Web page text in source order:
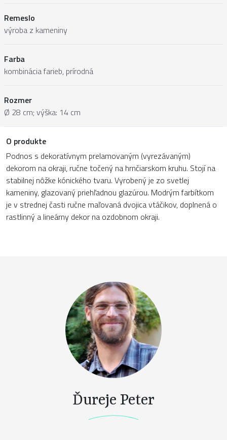
Remeslo
výroba z kameniny
Farba
kombinácia farieb, prírodná
Rozmer
Ø 28 cm; výška: 14 cm
O produkte
Podnos s dekoratívnym prelamovaným (vyrezávaným)
dekorom na okraji, ručne točený na hrnčiarskom kruhu. Stojí na
stabilnej nôžke kónického tvaru. Vyrobený je zo svetlej
kameniny, glazovaný priehľadnou glazúrou. Modrým farbítkom
je v strednej časti ručne maľovaná dvojica vtáčikov, doplnená o
rastlinný a lineárny dekor na ozdobnom okraji.
Ďureje Peter